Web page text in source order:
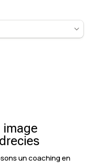
image
un coaching en